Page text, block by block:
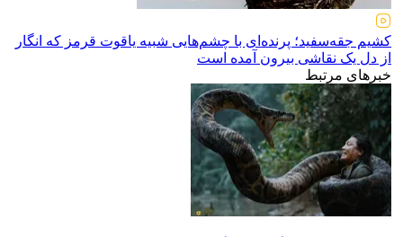
کشیم جقه‌سفید؛ پرنده‌ای با چشم‌هایی شبیه یاقوت قرمز که انگار
از دل یک نقاشی بیرون آمده است
خبرهای مرتبط